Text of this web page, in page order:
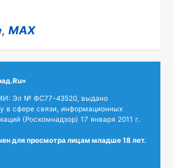
, MAX
Эл № ФС77-43520, выдано
в сфере связи, информационных
(Роскомнадзор) 17 января 2011 г.
для просмотра лицам младше 18 лет.